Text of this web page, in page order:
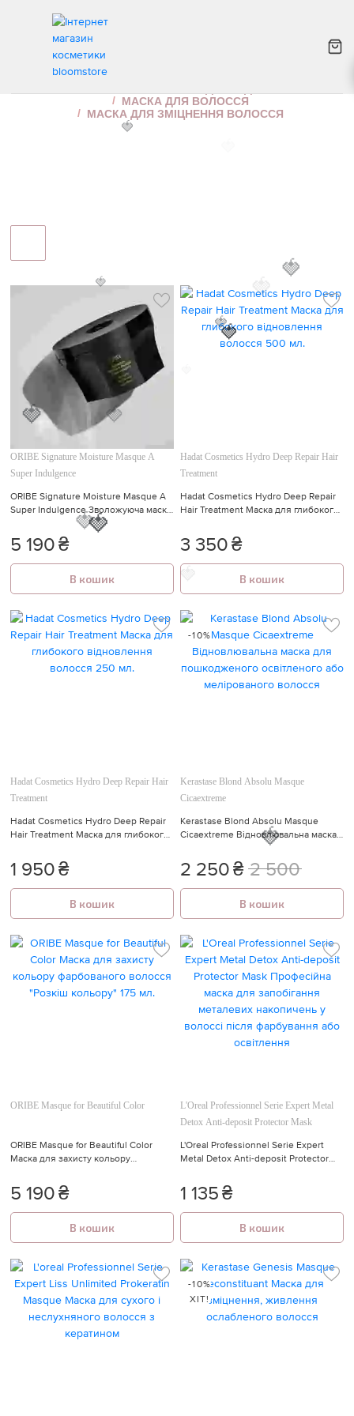
МАСКА ДЛЯ ЗМІЦНЕННЯ ВОЛОССЯ
МАСКА ДЛЯ ВОЛОССЯ
МАСКА ДЛЯ ЗМІЦНЕННЯ ВОЛОССЯ
ORIBE Signature Moisture Masque A
Super Indulgence
ORIBE Signature Moisture Masque A
Super Indulgence Зволожуюча маска
для волосся "Натхнення дня" 175
мл.
5 190₴
В кошик
Hadat Cosmetics Hydro Deep Repair Hair
Treatment
Hadat Cosmetics Hydro Deep Repair
Hair Treatment Маска для глибокого
3 350₴
В кошик
Hadat Cosmetics Hydro Deep Repair Hair
Treatment
Hadat Cosmetics Hydro Deep Repair
Hair Treatment Маска для глибокого
1 950₴
В кошик
-10%
Kerastase Blond Absolu Masque
Cicaextreme
Kerastase Blond Absolu Masque
Cicaextreme Відновлювальна маска
для пошкодженого освітленого або
мелірованого волосся
2 250₴ 2 500
В кошик
ORIBE Masque for Beautiful Color
ORIBE Masque for Beautiful Color
Маска для захисту кольору
кольору" 175 мл.
5 190₴
В кошик
L'Oreal Professionnel Serie Expert Metal
Detox Anti-deposit Protector Mask
L'Oreal Professionnel Serie Expert
Metal Detox Anti-deposit Protector
запобігання металевих накопичень
у волоссі після фарбування або
освітлення
1 135₴
В кошик
-10%
ХІТ!
🍓
🍓
🍓
🍓
🍓
🍓